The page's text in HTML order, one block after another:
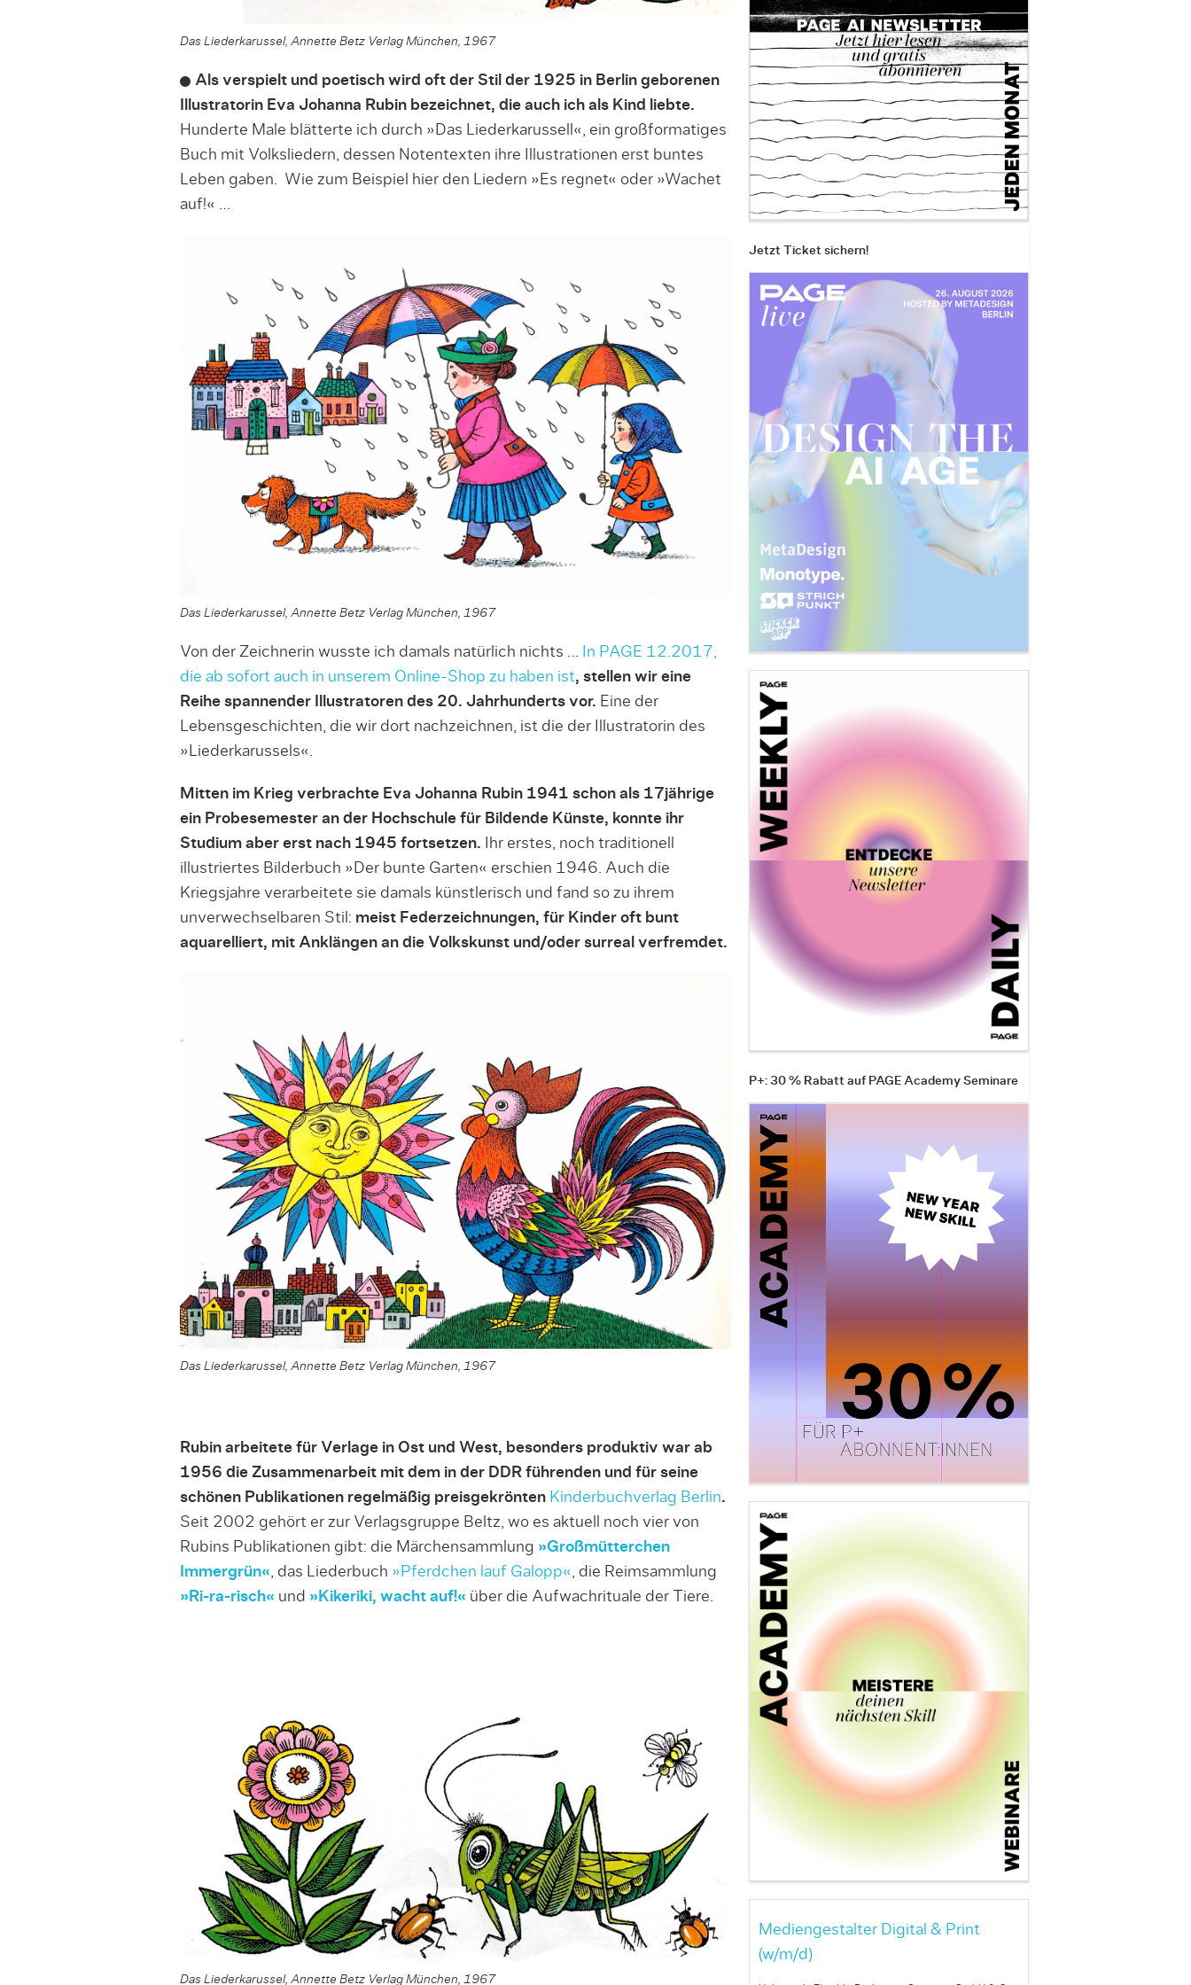
Das Liederkarussel, Annette Betz Verlag München, 1967
Als verspielt und poetisch wird oft der Stil der 1925 in Berlin geborenen
Illustratorin Eva Johanna Rubin bezeichnet, die auch ich als Kind liebte.
Hunderte Male blätterte ich durch »Das Liederkarussell«, ein großformatiges
Buch mit Volksliedern, dessen Notentexten ihre Illustrationen erst buntes
Leben gaben. Wie zum Beispiel hier den Liedern »Es regnet« oder »Wachet
auf!« …
Das Liederkarussel, Annette Betz Verlag München, 1967
Von der Zeichnerin wusste ich damals natürlich nichts … In PAGE 12.2017,
die ab sofort auch in unserem Online-Shop zu haben ist, stellen wir eine
Reihe spannender Illustratoren des 20. Jahrhunderts vor. Eine der
Lebensgeschichten, die wir dort nachzeichnen, ist die der Illustratorin des
»Liederkarussels«.
Mitten im Krieg verbrachte Eva Johanna Rubin 1941 schon als 17jährige
ein Probesemester an der Hochschule für Bildende Künste, konnte ihr
Studium aber erst nach 1945 fortsetzen. Ihr erstes, noch traditionell
illustriertes Bilderbuch »Der bunte Garten« erschien 1946. Auch die
Kriegsjahre verarbeitete sie damals künstlerisch und fand so zu ihrem
unverwechselbaren Stil: meist Federzeichnungen, für Kinder oft bunt
aquarelliert, mit Anklängen an die Volkskunst und/oder surreal verfremdet.
Das Liederkarussel, Annette Betz Verlag München, 1967
Rubin arbeitete für Verlage in Ost und West, besonders produktiv war ab
1956 die Zusammenarbeit mit dem in der DDR führenden und für seine
schönen Publikationen regelmäßig preisgekrönten Kinderbuchverlag Berlin.
Seit 2002 gehört er zur Verlagsgruppe Beltz, wo es aktuell noch vier von
Rubins Publikationen gibt: die Märchensammlung »Großmütterchen
Immergrün«, das Liederbuch »Pferdchen lauf Galopp«, die Reimsammlung
»Ri-ra-risch« und »Kikeriki, wacht auf!« über die Aufwachrituale der Tiere.
Das Liederkarussel, Annette Betz Verlag München, 1967
Jetzt Ticket sichern!
P+: 30 % Rabatt auf PAGE Academy Seminare
Mediengestalter Digital & Print
(w/m/d)